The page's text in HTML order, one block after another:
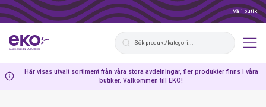
Välj butik
Här visas utvalt sortiment från våra stora avdelningar, fler produkter finns i våra
butiker. Välkommen till EKO!